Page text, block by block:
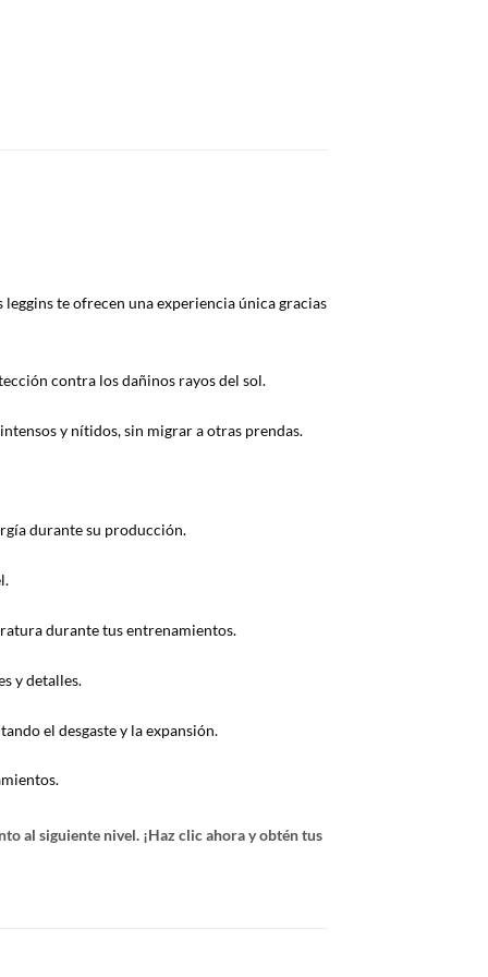
te ofrecen una experiencia única gracias
contra los dañinos rayos del sol.
y nítidos, sin migrar a otras prendas.
durante su producción.
durante tus entrenamientos.
y detalles.
el desgaste y la expansión.
al siguiente nivel. ¡Haz clic ahora y obtén tus